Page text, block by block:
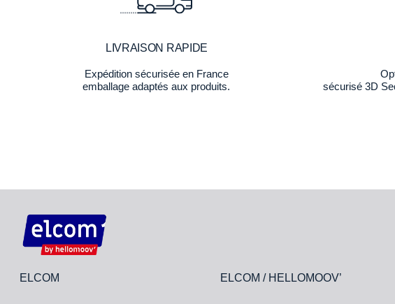
LIVRAISON RAPIDE
Expédition sécurisée en France
emballage adaptés aux produits.
sécurisé 3D
ELCOM ELCOM / HELLOMOOV’